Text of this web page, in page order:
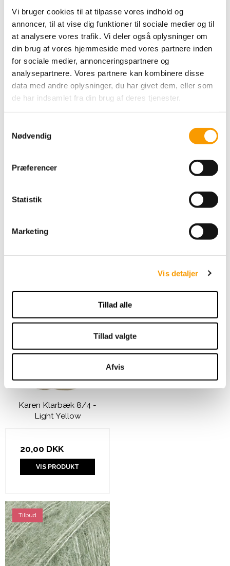
Vi bruger cookies til at tilpasse vores indhold og
annoncer, til at vise dig funktioner til sociale medier og til
at analysere vores trafik. Vi deler også oplysninger om
din brug af vores hjemmeside med vores partnere inden
for sociale medier, annonceringspartnere og
analysepartnere. Vores partnere kan kombinere disse
data med andre oplysninger, du har givet dem, eller som
de har indsamlet fra din brug af deres tjenester.
Nødvendig
Præferencer
Statistik
Marketing
Vis detaljer
Tillad alle
Tillad valgte
Afvis
49,00 DKK
VIS PRODUKT
49,00 DKK
Karen Klarbæk 8/4 -
Light Yellow
20,00 DKK
VIS PRODUKT
Tilbud